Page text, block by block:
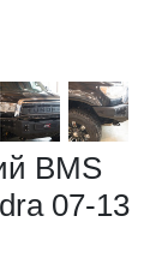
BMS
07-13